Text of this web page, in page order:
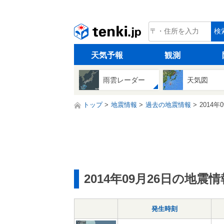
tenki.jp 検
天気予報 観測
雨雲レーダー 天気図
トップ 地震情報 過去の地震情報 2014年
2014年09月26日の地震情
発生時刻